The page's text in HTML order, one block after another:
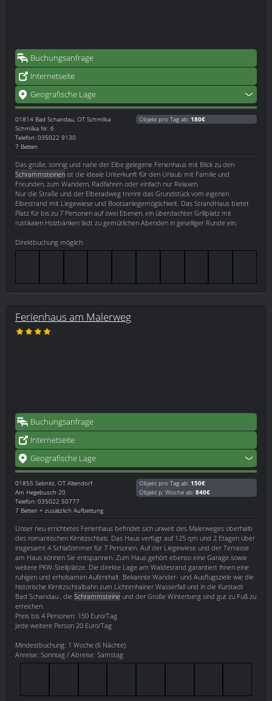
Buchungsanfrage
Internetseite
Geografische Lage
01814 Bad Schandau, OT Schmilka
Schmilka Nr. 6
Telefon: 035022 9130
7 Betten
Objekt pro Tag ab: 180€
Das große, sonnig und nahe der Elbe gelegene Ferienhaus mit Blick zu den
Schrammsteinen ist die ideale Unterkunft für den Urlaub mit Familie und
Freunden, zum Wandern, Radfahren oder einfach nur Relaxen.
Nur die Straße und der Elberadweg trennt das Grundstück vom eigenen
Elbestrand mit Liegewiese und Bootsanlegemöglichkeit. Das StrandHaus bietet
Platz für bis zu 7 Personen auf zwei Ebenen, ein überdachter Grillplatz mit
rustikalen Holzbänken lädt zu gemütlichen Abenden in geselliger Runde ein.
Direktbuchung möglich
Ferienhaus am Malerweg
Buchungsanfrage
Internetseite
Geografische Lage
01855 Sebnitz, OT Altendorf
Am Hegebusch 20
Telefon: 035022 50777
7 Betten + zusätzlich Aufbettung
Objekt pro Tag ab: 150€
Objekt p. Woche ab: 840€
Unser neu errichtetes Ferienhaus befindet sich unweit des Malerweges oberhalb
des romantischen Kirnitzschtals. Das Haus verfügt auf 125 qm und 2 Etagen über
insgesamt 4 Schlafzimmer für 7 Personen. Auf der Liegewiese und der Terrasse
am Haus können Sie entspannen. Zum Haus gehört ebenso eine Garage sowie
weitere PKW-Stellplätze. Die direkte Lage am Waldesrand garantiert ihnen eine
ruhigen und erholsamen Aufenthalt. Bekannte Wander- und Ausflugsziele wie die
historische Kirnitzschtalbahn zum Lichtenhainer Wasserfall und in die Kurstadt
Bad Schandau , die Schrammsteine und der Große Winterberg sind gut zu Fuß zu
erreichen.
Preis bis 4 Personen: 150 Euro/Tag
Jede weitere Person 20 Euro/Tag
Mindestbuchung: 1 Woche (6 Nächte)
Anreise: Sonntag / Abreise: Samstag